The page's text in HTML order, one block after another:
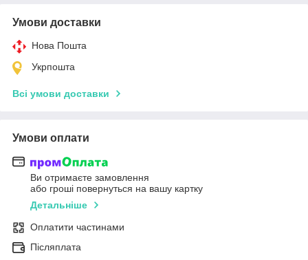
Умови доставки
Нова Пошта
Укрпошта
Всі умови доставки
Умови оплати
Ви отримаєте замовлення
або гроші повернуться на вашу картку
Детальніше
Оплатити частинами
Післяплата